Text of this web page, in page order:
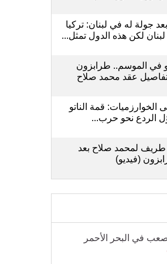
جولة له في لبنان: تركيا
لكن هذه الدول تمثل...
في الموسم.. طرابزون
عقد محمد صلاح
الخوارزميات: قمة الناتو
الردع نحو حرب...
لمحمد صلاح بعد
(فيديو)
في البحر الأحمر